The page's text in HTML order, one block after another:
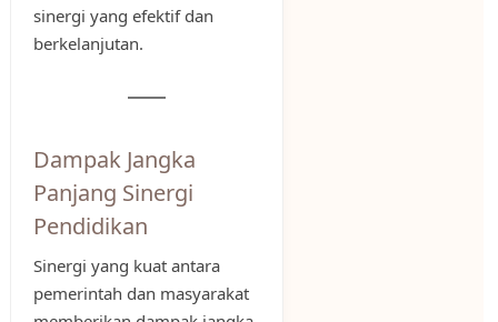
sinergi yang efektif dan
berkelanjutan.
Dampak Jangka
Panjang Sinergi
Pendidikan
Sinergi yang kuat antara
pemerintah dan masyarakat